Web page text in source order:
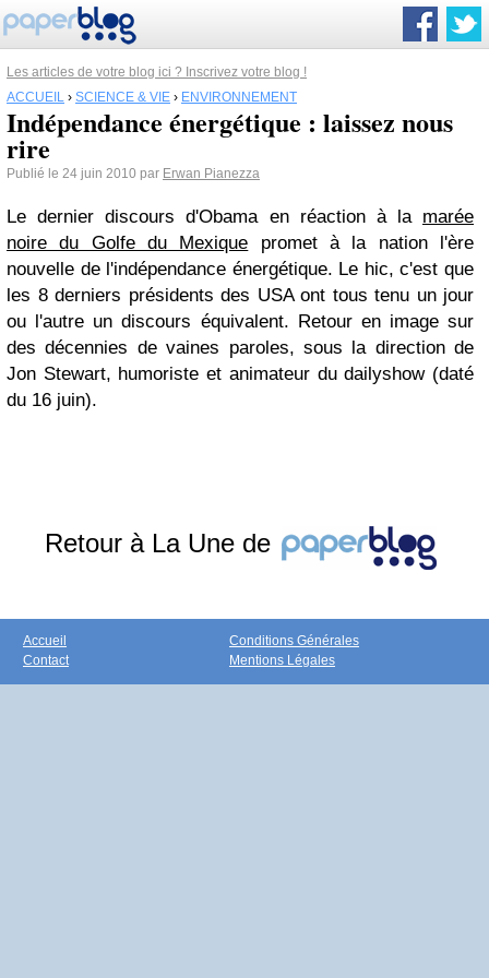
Les articles de votre blog ici ? Inscrivez votre blog !
ACCUEIL › SCIENCE & VIE › ENVIRONNEMENT
Indépendance énergétique : laissez nous
rire
Publié le 24 juin 2010 par Erwan Pianezza
Le dernier discours d'Obama en réaction à la marée
noire du Golfe du Mexique promet à la nation l'ère
nouvelle de l'indépendance énergétique. Le hic, c'est que
les 8 derniers présidents des USA ont tous tenu un jour
ou l'autre un discours équivalent. Retour en image sur
des décennies de vaines paroles, sous la direction de
Jon Stewart, humoriste et animateur du dailyshow (daté
du 16 juin).
Retour à La Une de
Accueil
Contact
Conditions Générales
Mentions Légales